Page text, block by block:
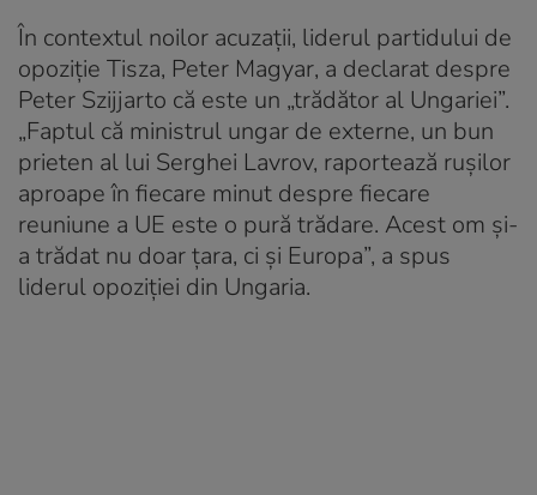
În contextul noilor acuzații, liderul partidului de
opoziție Tisza, Peter Magyar, a declarat despre
Peter Szijjarto că este un „trădător al Ungariei”.
„Faptul că ministrul ungar de externe, un bun
prieten al lui Serghei Lavrov, raportează rușilor
aproape în fiecare minut despre fiecare
reuniune a UE este o pură trădare. Acest om și-
a trădat nu doar țara, ci și Europa”, a spus
liderul opoziției din Ungaria.